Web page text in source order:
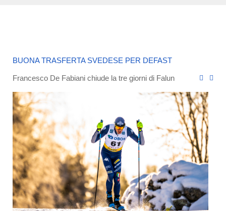
BUONA TRASFERTA SVEDESE PER DEFAST
Francesco De Fabiani chiude la tre giorni di Falun